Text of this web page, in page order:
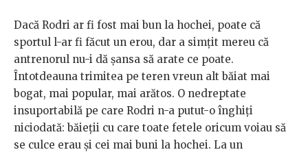
Dacă Rodri ar fi fost mai bun la hochei, poate că
sportul l-ar fi făcut un erou, dar a simțit mereu că
antrenorul nu-i dă șansa să arate ce poate.
Întotdeauna trimitea pe teren vreun alt băiat mai
bogat, mai popular, mai arătos. O nedreptate
insuportabilă pe care Rodri n-a putut-o înghiți
niciodată: băieții cu care toate fetele oricum voiau să
se culce erau și cei mai buni la hochei. La un